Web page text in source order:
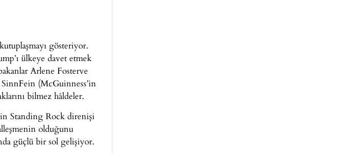
gösteriyor.
ülkeye davet etmek
Arlene Fosterve
(McGuinness’in
bilmez hâldeler.
Standing Rock direnişi
olduğunu
güçlü bir sol gelişiyor.